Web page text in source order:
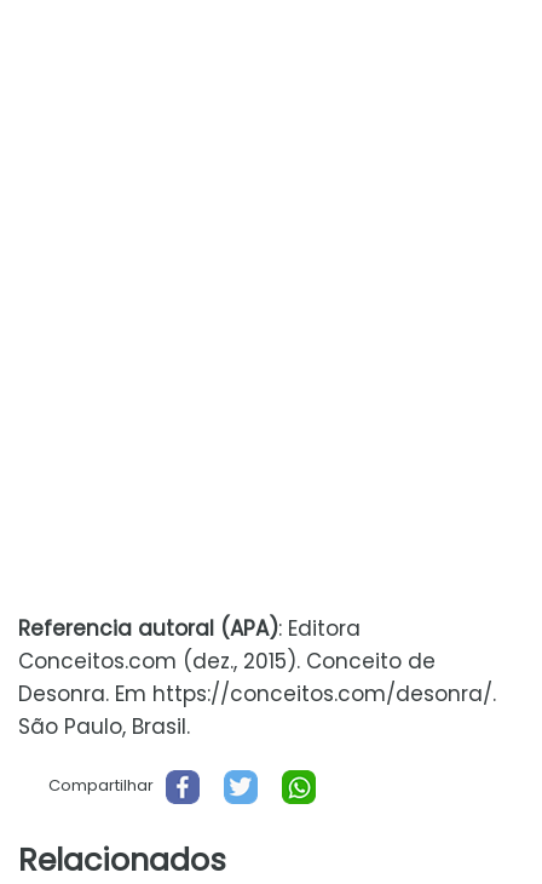
Referencia autoral (APA): Editora
Conceitos.com (dez., 2015). Conceito de
Desonra. Em https://conceitos.com/desonra/.
São Paulo, Brasil.
Compartilhar
Relacionados